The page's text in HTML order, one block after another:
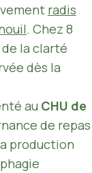
radis
. Chez 8
la clarté
dès la
au CHU de
de repas
production